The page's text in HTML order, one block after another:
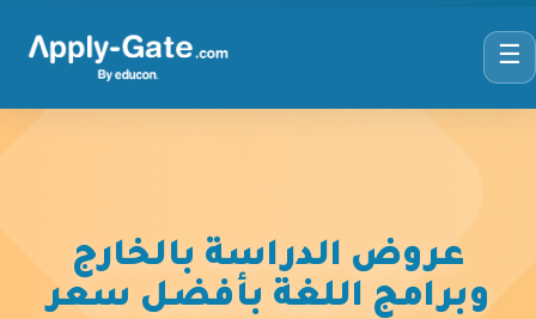
☰
عروض الدراسة بالخارج
وبرامج اللغة بأفضل سعر